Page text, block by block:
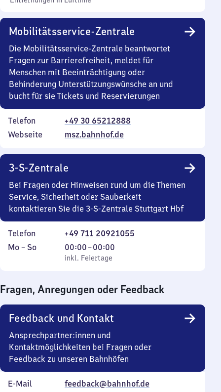
Mobilitätsservice-Zentrale
Die Mobilitätsservice-Zentrale beantwortet
Fragen zur Barrierefreiheit, meldet für
Menschen mit Beeinträchtigung oder
Behinderung Unterstützungswünsche an und
bucht für sie Tickets und Reservierungen
Telefon
+49 30 65212888
Webseite
msz.bahnhof.de
3-S-Zentrale
Bei Fragen oder Hinweisen rund um die Themen
Service, Sicherheit oder Sauberkeit
kontaktieren Sie die 3-S-Zentrale Stuttgart Hbf
Telefon
+49 711 20921055
Montag
Mo – So,
inkl. Feiertage
00:00–00:00
Von
0
0
Uhr
inkl. Feiertage
Fragen, Anregungen oder Feedback
Feedback und Kontakt
Ansprechpartner:innen und
Kontaktmöglichkeiten bei Fragen oder
Feedback zu unseren Bahnhöfen
E-Mail
feedback@bahnhof.de